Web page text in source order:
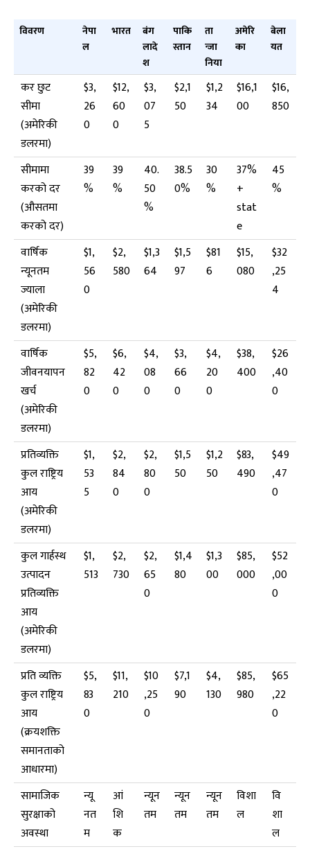
विवरण
नेपा
ल
भारत
बंग
लादे
श
पाकि
स्तान
ता
न्जा
निया
अमेरि
का
बेला
यत
कर छुट
सीमा
(अमेरिकी
डलरमा)
$3,
26
0
$12,
60
0
$3,
07
5
$2,1
50
$1,2
34
$16,1
00
$16,
850
सीमामा
करको दर
(औसतमा
करको दर)
39
%
39
%
40.
50
%
38.5
0%
30
%
37%
+
stat
e
45
%
वार्षिक
न्यूनतम
ज्याला
(अमेरिकी
डलरमा)
$1,
56
0
$2,
580
$1,3
64
$1,5
97
$81
6
$15,
080
$32
,25
4
वार्षिक
जीवनयापन
खर्च
(अमेरिकी
डलरमा)
$5,
82
0
$6,
42
0
$4,
08
0
$3,
66
0
$4,
20
0
$38,
400
$26
,40
0
प्रतिव्यक्ति
कुल राष्ट्रिय
आय
(अमेरिकी
डलरमा)
$1,
53
5
$2,
84
0
$2,
80
0
$1,5
50
$1,2
50
$83,
490
$49
,47
0
कुल गार्हस्थ
उत्पादन
प्रतिव्यक्ति
आय
(अमेरिकी
डलरमा)
$1,
513
$2,
730
$2,
65
0
$1,4
80
$1,3
00
$85,
000
$52
,00
0
प्रति व्यक्ति
कुल राष्ट्रिय
आय
(क्रयशक्ति
समानताको
आधारमा)
$5,
83
0
$11,
210
$10
,25
0
$7,1
90
$4,
130
$85,
980
$65
,22
0
सामाजिक
सुरक्षाको
अवस्था
न्यू
नत
म
आं
शि
क
न्यून
तम
न्यून
तम
न्यून
तम
विशा
ल
वि
शा
ल